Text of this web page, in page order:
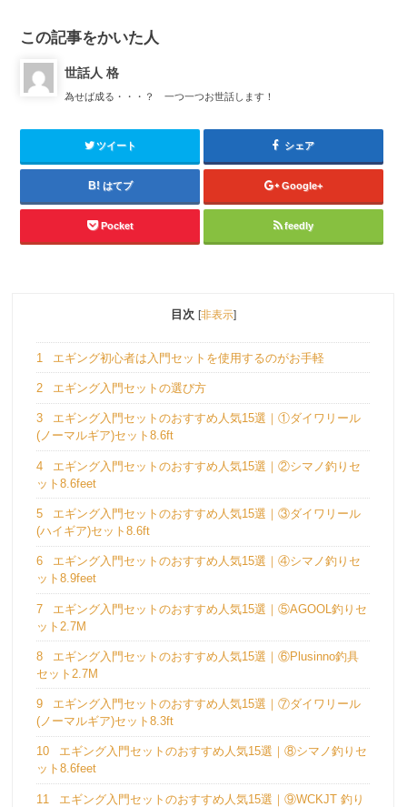
この記事をかいた人
世話人 格
為せば成る・・・？ 一つ一つお世話します！
ツイート シェア
はてブ Google+
Pocket feedly
目次 [非表示]
1 エギング初心者は入門セットを使用するのがお手軽
2 エギング入門セットの選び方
3
エギング入門セットのおすすめ人気15選｜①ダイワリール
(ノーマルギア)セット8.6ft
4
エギング入門セットのおすすめ人気15選｜②シマノ釣りセ
ット8.6feet
5
エギング入門セットのおすすめ人気15選｜③ダイワリール
(ハイギア)セット8.6ft
6
エギング入門セットのおすすめ人気15選｜④シマノ釣りセ
ット8.9feet
7
エギング入門セットのおすすめ人気15選｜⑤AGOOL釣りセ
ット2.7M
8
エギング入門セットのおすすめ人気15選｜⑥Plusinno釣具
セット2.7M
9
エギング入門セットのおすすめ人気15選｜⑦ダイワリール
(ノーマルギア)セット8.3ft
10
エギング入門セットのおすすめ人気15選｜⑧シマノ釣りセ
ット8.6feet
11
エギング入門セットのおすすめ人気15選｜⑨WCKJT 釣り